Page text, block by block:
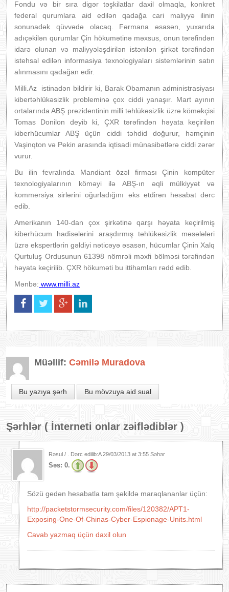
Fondu və bir sıra digər təşkilatlar daxil olmaqla, konkret
federal qurumlara aid edilən qadağa cari maliyyə ilinin
sonunadək qüvvədə olacaq. Fərmana əsasən, yuxarıda
adıçəkilən qurumlar Çin hökumətinə məxsus, onun tərəfindən
idarə olunan və maliyyələşdirilən istənilən şirkət tərəfindən
istehsal edilən informasiya texnologiyaları sistemlərinin satın
alınmasını qadağan edir.
Milli.Az istinadən bildirir ki, Barak Obamanın administrasiyası
kibertəhlükəsizlik probleminə çox ciddi yanaşır. Mart ayının
ortalarında ABŞ prezidentinin milli təhlükəsizlik üzrə köməkçisi
Tomas Donilon deyib ki, ÇXR tərəfindən həyata keçirilən
kiberhücumlar ABŞ üçün ciddi təhdid doğurur, həmçinin
Vaşinqton və Pekin arasında iqtisadi münasibətlərə ciddi zərər
vurur.
Bu ilin fevralında Mandiant özəl firması Çinin kompüter
texnologiyalarının köməyi ilə ABŞ-ın əqli mülkiyyət və
kommersiya sirlərini oğurladığını əks etdirən hesabat dərc
edib.
Amerikanın 140-dan çox şirkətinə qarşı həyata keçirilmiş
kiberhücum hadisələrini araşdırmış təhlükəsizlik məsələləri
üzrə ekspertlərin gəldiyi nəticəyə əsasən, hücumlar Çinin Xalq
Qurtuluş Ordusunun 61398 nömrəli məxfi bölməsi tərəfindən
həyata keçirilib. ÇXR hökuməti bu ittihamları rədd edib.
Mənbə: www.milli.az
Müəllif: Cəmilə Muradova
Bu yazıya şərh Bu mövzuya aid sual
Şərhlər ( İnterneti onlar zəiflədiblər )
Rəsul / . Dərc edilib:A29/03/2013 at 3:55 Səhər
Səs: 0.
Sözü gedən hesabatla tam şəkildə maraqlananlar üçün:
http://packetstormsecurity.com/files/120382/APT1-
Exposing-One-Of-Chinas-Cyber-Espionage-Units.html
Cavab yazmaq üçün daxil olun